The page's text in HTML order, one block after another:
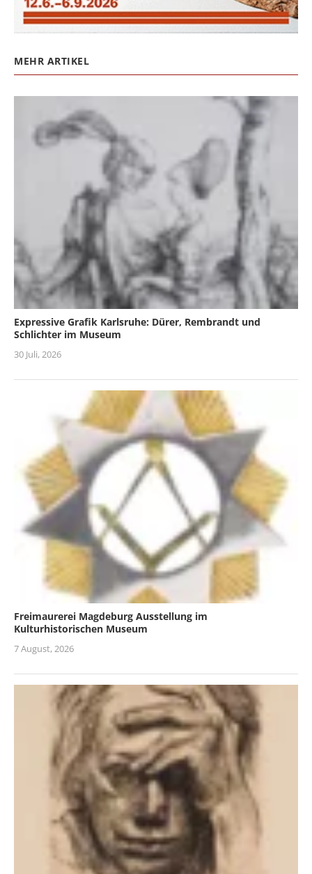
MEHR ARTIKEL
Expressive Grafik Karlsruhe: Dürer, Rembrandt und
Schlichter im Museum
30 Juli, 2026
Freimaurerei Magdeburg Ausstellung im
Kulturhistorischen Museum
7 August, 2026